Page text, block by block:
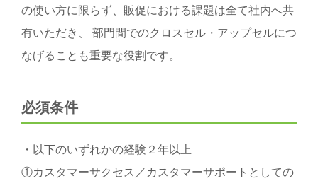
の使い方に限らず、販促における課題は全て社内へ共
有いただき、 部門間でのクロスセル・アップセルにつ
なげることも重要な役割です。
必須条件
・以下のいずれかの経験２年以上
①カスタマーサクセス／カスタマーサポートとしての